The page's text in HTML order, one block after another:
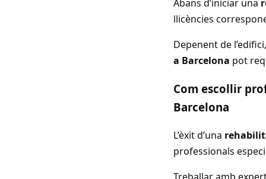
Abans d’iniciar una
llicències
Depenent de
a Barcelona pot
Com escollir
Barcelona
L’èxit d’una
professionals